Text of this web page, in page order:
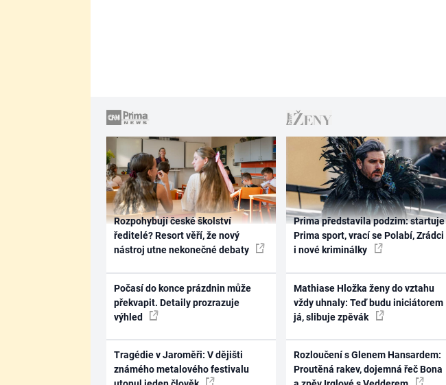
Rozpohybují české školství
ředitelé? Resort věří, že nový
nástroj utne nekonečné debaty
Počasí do konce prázdnin může
překvapit. Detaily prozrazuje
výhled
Tragédie v Jaroměři: V dějišti
známého metalového festivalu
Prima představila podzim: startuje
Prima sport, vrací se Polabí, Zrádci
i nové kriminálky
Mathiase Hložka ženy do vztahu
vždy uhnaly: Teď budu iniciátorem
já, slibuje zpěvák
Rozloučení s Glenem Hansardem:
Proutěná rakev, dojemná řeč Bona